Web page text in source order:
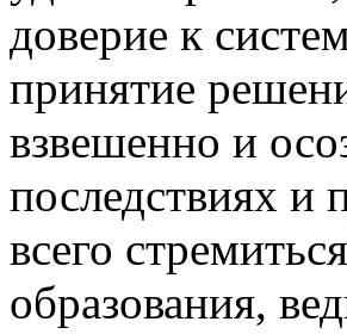
доверие к
принятие
взвешенно и
последствиях и
всего
образования,